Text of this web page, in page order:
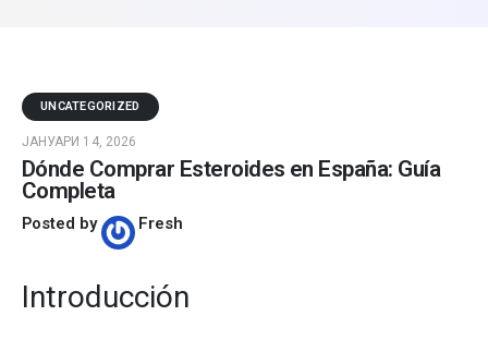
UNCATEGORIZED
ЈАНУАРИ 14, 2026
Dónde Comprar Esteroides en España: Guía
Completa
Posted by Fresh
Introducción